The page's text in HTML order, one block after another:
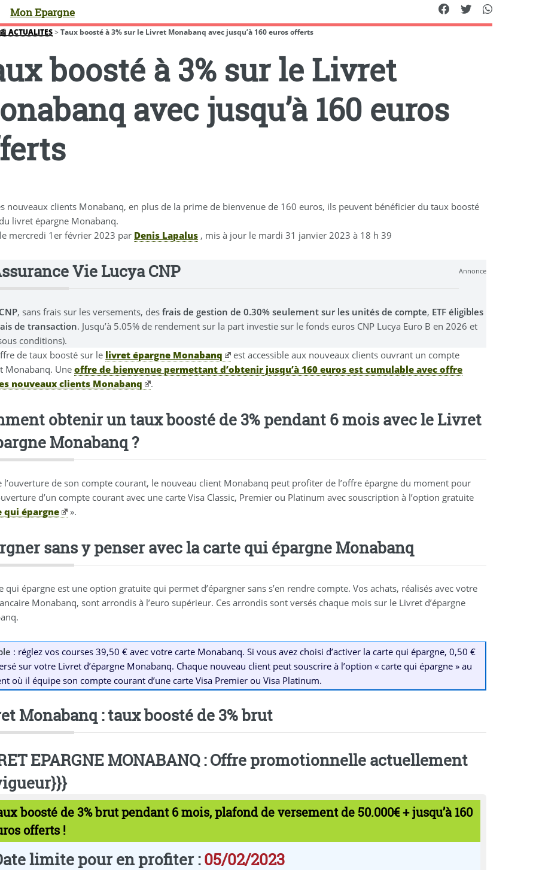
Mon Epargne
📰 ACTUALITES>Taux boosté à 3% sur le Livret Monabanq avec jusqu’à 160 euros offerts
boosté à 3% sur le Livret
avec jusqu’à 160 euros
nouveaux clients Monabanq, en plus de la prime de bienvenue de 160 euros, ils peuvent bénéficier du taux boosté
livret épargne Monabanq.
mercredi 1er février 2023 par Denis Lapalus , mis à jour le mardi 31 janvier 2023 à 18 h 39
Annonce
Vie Lucya CNP
, sans frais sur les versements, desfrais de gestion de 0.30% seulement sur les unités de compte, ETF éligibles
de transaction. Jusqu’à 5.05% de rendement sur la part investie sur le fonds euros CNP Lucya Euro B en 2026 et
conditions).
de taux boosté sur le livret épargne Monabanq
est accessible aux nouveaux clients ouvrant un compte
Monabanq. Uneoffre de bienvenue permettant d’obtenir jusqu’à 160 euros est cumulable avec offre
nouveaux clients Monabanq
.
obtenir un taux boosté de 3% pendant 6 mois avec le Livret
Monabanq ?
l’ouverture de son compte courant, le nouveau client Monabanq peut profiter de l’offre épargne du moment pour
d’un compte courant avec une carte Visa Classic, Premier ou Platinum avec souscription à l’option gratuite
qui épargne
».
sans y penser avec la carte qui épargne Monabanq
qui épargne est une option gratuite qui permet d’épargner sans s’en rendre compte. Vos achats, réalisés avec votre
Monabanq, sont arrondis à l’euro supérieur. Ces arrondis sont versés chaque mois sur le Livret d’épargne
: réglez vos courses 39,50 € avec votre carte Monabanq. Si vous avez choisi d’activer la carte qui épargne, 0,50 €
sur votre Livret d’épargne Monabanq. Chaque nouveau client peut souscrire à l’option « carte qui épargne » au
où il équipe son compte courant d’une carte Visa Premier ou Visa Platinum.
Monabanq : taux boosté de 3% brut
EPARGNE MONABANQ : Offre promotionnelle actuellement
boosté de 3% brut pendant 6 mois, plafond de versement de 50.000€ + jusqu’à 160
offerts !
limite pour en profiter:05/02/2023